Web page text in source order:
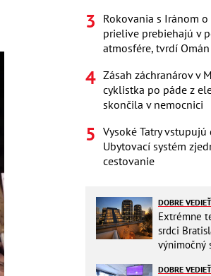
Rokovania s Iránom
prielive prebiehajú v
atmosfére, tvrdí Omán
Zásah záchranárov v
cyklistka po páde z
skončila v nemocnici
Vysoké Tatry
Ubytovací systém
cestovanie
DOBRE VEDIEŤ
Extrémne
srdci
výnimočný
DOBRE VEDIEŤ